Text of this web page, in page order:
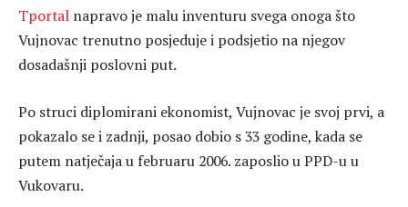
Tportal napravo je malu inventuru svega onoga što
Vujnovac trenutno posjeduje i podsjetio na njegov
dosadašnji poslovni put.
Po struci diplomirani ekonomist, Vujnovac je svoj prvi, a
pokazalo se i zadnji, posao dobio s 33 godine, kada se
putem natječaja u februaru 2006. zaposlio u PPD-u u
Vukovaru.